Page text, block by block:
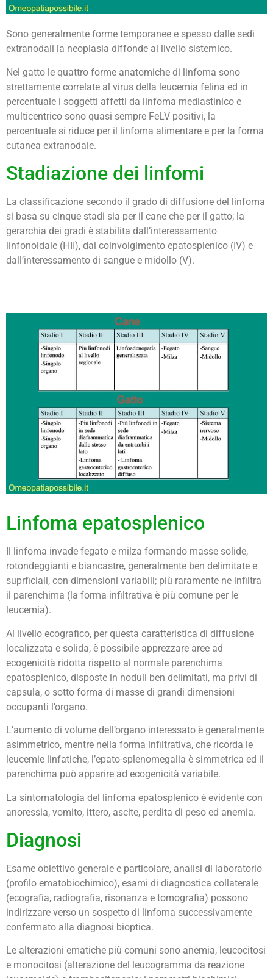
Sono generalmente forme temporanee e spesso dalle sedi
extranodali la neoplasia diffonde al livello sistemico.
Nel gatto le quattro forme anatomiche di linfoma sono
strettamente correlate al virus della leucemia felina ed in
percentuale i soggetti affetti da linfoma mediastinico e
multicentrico sono quasi sempre FeLV positivi, la
percentuale si riduce per il linfoma alimentare e per la forma
cutanea extranodale.
Stadiazione dei linfomi
La classificazione secondo il grado di diffusione del linfoma
si basa su cinque stadi sia per il cane che per il gatto; la
gerarchia dei gradi è stabilita dall’interessamento
linfonoidale (I-III), dal coinvolgimento epatosplenico (IV) e
dall’interessamento di sangue e midollo (V).
Linfoma epatosplenico
Il linfoma invade fegato e milza formando masse solide,
rotondeggianti e biancastre, generalmente ben delimitate e
suprficiali, con dimensioni variabili; più raramente ne infiltra
il parenchima (la forma infiltrativa è più comune per le
leucemia).
Al livello ecografico, per questa caratteristica di diffusione
localizzata e solida, è possibile apprezzare aree ad
ecogenicità ridotta rispetto al normale parenchima
epatosplenico, disposte in noduli ben delimitati, ma privi di
capsula, o sotto forma di masse di grandi dimensioni
occupanti l’organo.
L’aumento di volume dell’organo interessato è generalmente
asimmetrico, mentre nella forma infiltrativa, che ricorda le
leucemie linfatiche, l’epato-splenomegalia è simmetrica ed il
parenchima può apparire ad ecogenicità variabile.
La sintomatologia del linfoma epatosplenico è evidente con
anoressia, vomito, ittero, ascite, perdita di peso ed anemia.
Diagnosi
Esame obiettivo generale e particolare, analisi di laboratorio
(profilo ematobiochimico), esami di diagnostica collaterale
(ecografia, radiografia, risonanza e tomografia) possono
indirizzare verso un sospetto di linfoma successivamente
confermato alla diagnosi bioptica.
Le alterazioni ematiche più comuni sono anemia, leucocitosi
e monocitosi (alterazione del leucogramma da reazione